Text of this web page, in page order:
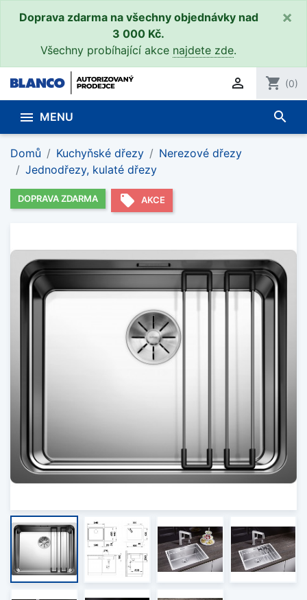
Doprava zdarma na všechny objednávky nad
3 000 Kč.
Všechny probíhající akce najdete zde.
×
 shopping_cart (0)
 MENU search
Domů Kuchyňské dřezy
Nerezové dřezy
Jednodřezy, kulaté dřezy
DOPRAVA ZDARMA local_offer AKCE